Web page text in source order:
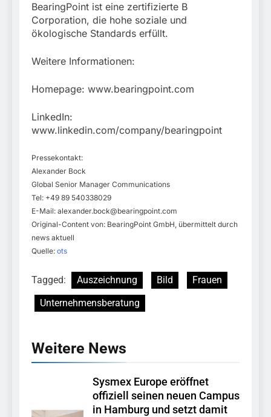
BearingPoint ist eine zertifizierte B
Corporation, die hohe soziale und
ökologische Standards erfüllt.
Weitere Informationen:
Homepage: www.bearingpoint.com
LinkedIn:
www.linkedin.com/company/bearingpoint
Pressekontakt:
Alexander Bock
Global Senior Manager Communications
Tel: +49 89 540338029
E-Mail: alexander.bock@bearingpoint.com
Original-Content von: BearingPoint GmbH, übermittelt durch
news aktuell
Quelle: ots
Tagged: Auszeichnung Bild
Frauen
Unternehmensberatung
Weitere News
Sysmex Europe eröffnet
offiziell seinen neuen Campus
in Hamburg und setzt damit